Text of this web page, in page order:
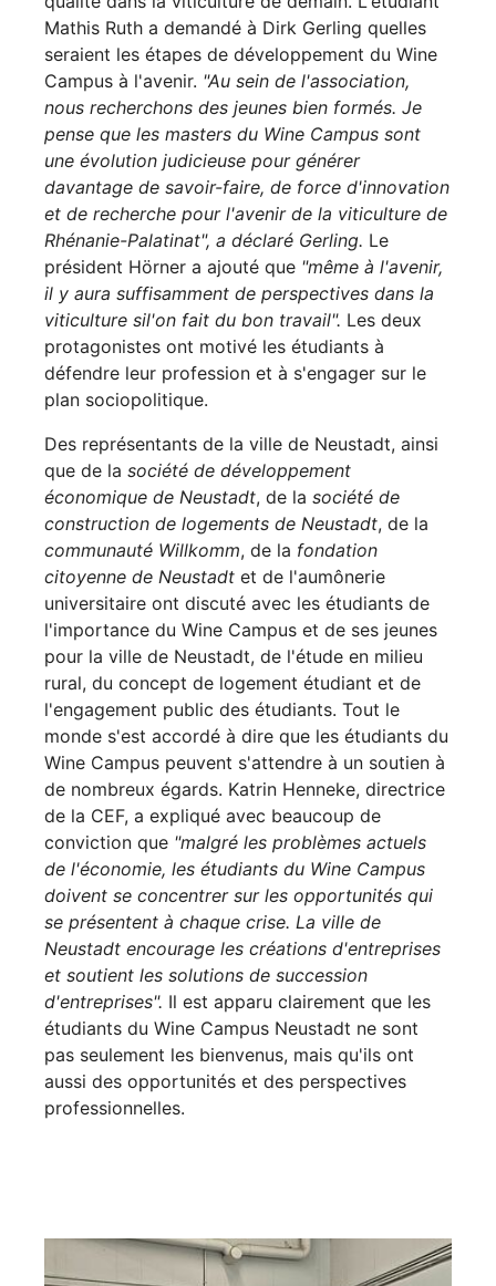
Mathis Ruth a demandé à Dirk Gerling quelles
seraient les étapes de développement du Wine
Campus à l'avenir. "Au sein de l'association,
nous recherchons des jeunes bien formés. Je
pense que les masters du Wine Campus sont
une évolution judicieuse pour générer
davantage de savoir-faire, de force d'innovation
et de recherche pour l'avenir de la viticulture de
Rhénanie-Palatinat", a déclaré Gerling. Le
président Hörner a ajouté que "même à l'avenir,
il y aura suffisamment de perspectives dans la
viticulture sil'on fait du bon travail". Les deux
protagonistes ont motivé les étudiants à
défendre leur profession et à s'engager sur le
plan sociopolitique.
Des représentants de la ville de Neustadt, ainsi
que de la société de développement
économique de Neustadt, de la société de
construction de logements de Neustadt, de la
communauté Willkomm, de la fondation
citoyenne de Neustadt et de l'aumônerie
universitaire ont discuté avec les étudiants de
l'importance du Wine Campus et de ses jeunes
pour la ville de Neustadt, de l'étude en milieu
rural, du concept de logement étudiant et de
l'engagement public des étudiants. Tout le
monde s'est accordé à dire que les étudiants du
Wine Campus peuvent s'attendre à un soutien à
de nombreux égards. Katrin Henneke, directrice
de la CEF, a expliqué avec beaucoup de
conviction que "malgré les problèmes actuels
de l'économie, les étudiants du Wine Campus
doivent se concentrer sur les opportunités qui
se présentent à chaque crise. La ville de
Neustadt encourage les créations d'entreprises
et soutient les solutions de succession
d'entreprises". Il est apparu clairement que les
étudiants du Wine Campus Neustadt ne sont
pas seulement les bienvenus, mais qu'ils ont
aussi des opportunités et des perspectives
professionnelles.